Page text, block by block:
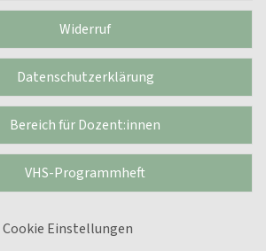
Widerruf
Datenschutzerklärung
Bereich für Dozent:innen
VHS-Programmheft
Cookie Einstellungen